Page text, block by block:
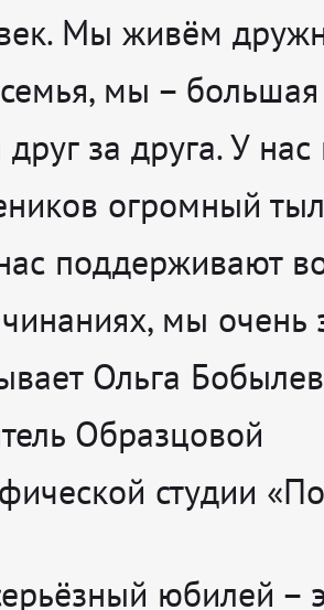
Мы живём
мы –
друг за друга. У
огромный
поддерживают
мы очень
Ольга
Образцовой
студии
юбилей –